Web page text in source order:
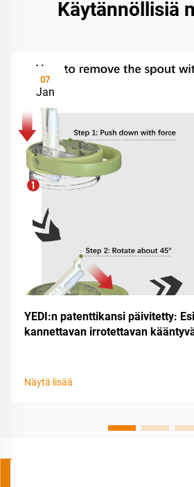
Käytännöllisiä
07
Jan
YEDI:n patenttikansi päivitetty:
kannettavan irrotettavan
Näytä lisää